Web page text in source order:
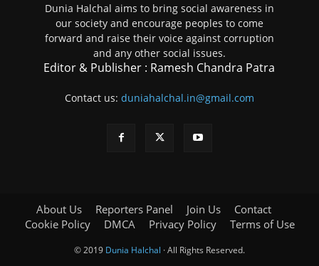
Dunia Halchal aims to bring social awareness in
our society and encourage peoples to come
forward and raise their voice against corruption
and any other social issues.
Editor & Publisher : Ramesh Chandra Patra
Contact us: duniahalchal.in@gmail.com
About Us Reporters Panel Join Us
Contact
Cookie Policy
DMCA Privacy Policy Terms of Use
© 2019 Dunia Halchal · All Rights Reserved.